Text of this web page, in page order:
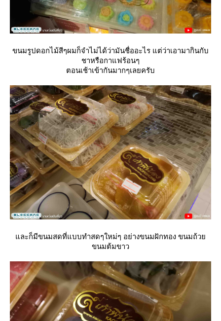
ขนมรูปดอกไม้สีๆผมก็จำไม่ได้ว่ามันชื่ออะไร แต่ว่าเอามากินกับ
ชาหรือกาแฟร้อนๆ
ตอนเช้าเข้ากันมากๆเลยครับ
ละก็มีขนมสดที่แบบทำสดๆใหม่ๆ อย่างขนมฝักทอง ขนมถ้ว
ขนมต้มขาว